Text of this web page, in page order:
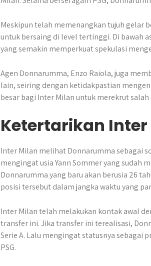
Meskipun telah memenangkan tujuh gelar
untuk bersaing di level tertinggi. Di bawah
yang semakin memperkuat spekulasi
Agen Donnarumma, Enzo Raiola, juga
lain, seiring dengan ketidakpastian
besar bagi Inter Milan untuk merekrut
Ketertarikan
Inter Milan melihat Donnarumma sebagai
mengingat usia Yann Sommer yang sudah
Donnarumma yang baru akan berusia 26
posisi tersebut dalam jangka waktu yang
Inter Milan telah melakukan kontak awal
transfer ini. Jika transfer ini terealisasi,
Serie A. Lalu mengingat statusnya sebagai
PSG.